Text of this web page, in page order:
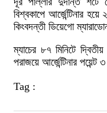
বিশ্বকাপে আর্জেন্টিনার
কিংবদন্তী ডিয়েগো
ম্যাচের ৮৭ মিনিটে
পরাজয়ে আর্জেন্টিনার পয়েন্ট
Tag :